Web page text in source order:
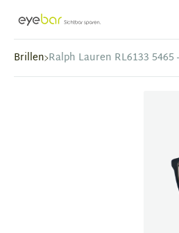
Abele Optic
Brillen Ralph Lauren RL6133